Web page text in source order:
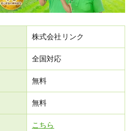
株式会社リンク
全国対応
無料
無料
こちら